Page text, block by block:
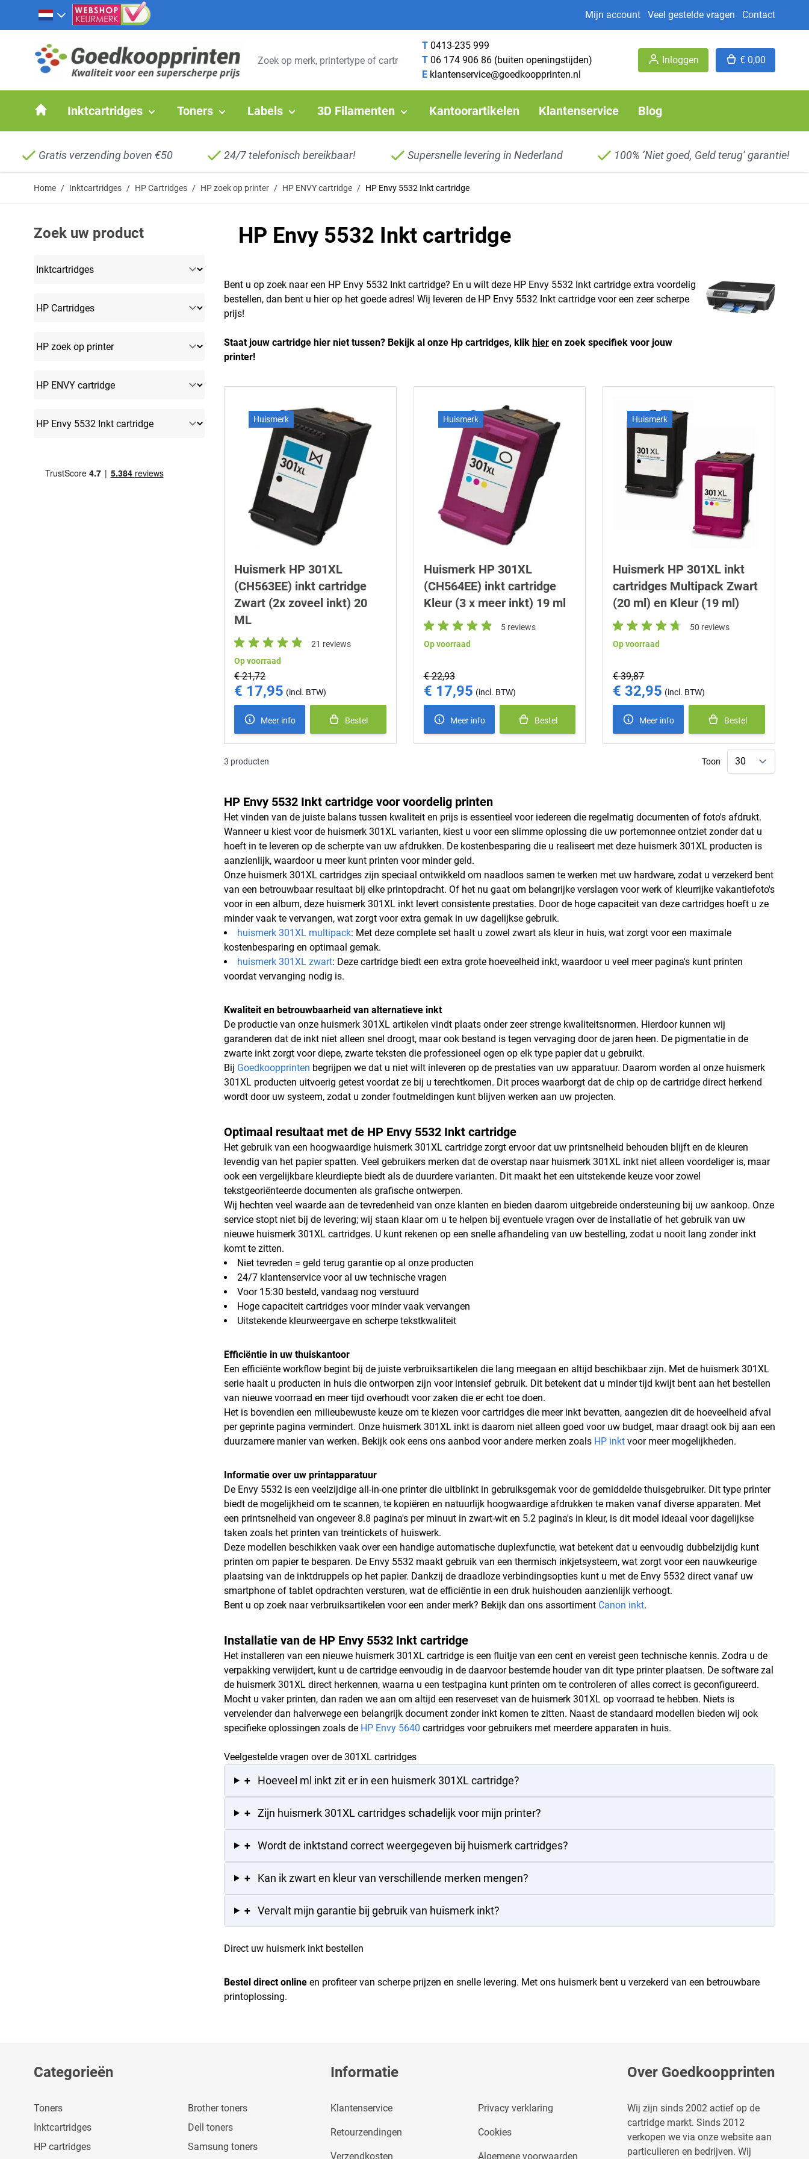
Ga naar de inhoud
Mijn account Veel gestelde vragen Contact
T 0413-235 999
T 06 174 906 86 (buiten openingstijden)
E klantenservice@goedkoopprinten.nl
Inloggen € 0,00
Inktcartridges Toners Labels 3D Filamenten Kantoorartikelen Klantenservice Blog
Gratis verzending boven €50 24/7 telefonisch bereikbaar! Supersnelle levering in Nederland 100% ‘Niet goed, Geld terug’ garantie!
Home / Inktcartridges / HP Cartridges / HP zoek op printer / HP ENVY cartridge / HP Envy 5532 Inkt cartridge
Zoek uw product HP Envy 5532 Inkt cartridge
Bent u op zoek naar een HP Envy 5532 Inkt cartridge? En u wilt deze HP Envy 5532 Inkt cartridge extra voordelig
bestellen, dan bent u hier op het goede adres! Wij leveren de HP Envy 5532 Inkt cartridge voor een zeer scherpe
prijs!
Staat jouw cartridge hier niet tussen? Bekijk al onze Hp cartridges, klik hier en zoek specifiek voor jouw
printer!
Huismerk
Huismerk HP 301XL
(CH563EE) inkt cartridge
Zwart (2x zoveel inkt) 20
ML
21 reviews
Op voorraad
€ 21,72
Special Price
€ 17,95
Meer info Bestel
Huismerk
Huismerk HP 301XL
(CH564EE) inkt cartridge
Kleur (3 x meer inkt) 19 ml
5 reviews
Op voorraad
€ 22,93
Special Price
€ 17,95
Meer info Bestel
Huismerk
Huismerk HP 301XL inkt
cartridges Multipack Zwart
(20 ml) en Kleur (19 ml)
50 reviews
Op voorraad
€ 39,87
Special Price
€ 32,95
Meer info Bestel
3 producten Toon
HP Envy 5532 Inkt cartridge voor voordelig printen
Het vinden van de juiste balans tussen kwaliteit en prijs is essentieel voor iedereen die regelmatig documenten of foto's afdrukt.
Wanneer u kiest voor de huismerk 301XL varianten, kiest u voor een slimme oplossing die uw portemonnee ontziet zonder dat u
hoeft in te leveren op de scherpte van uw afdrukken. De kostenbesparing die u realiseert met deze huismerk 301XL producten is
aanzienlijk, waardoor u meer kunt printen voor minder geld.
Onze huismerk 301XL cartridges zijn speciaal ontwikkeld om naadloos samen te werken met uw hardware, zodat u verzekerd bent
van een betrouwbaar resultaat bij elke printopdracht. Of het nu gaat om belangrijke verslagen voor werk of kleurrijke vakantiefoto's
voor in een album, deze huismerk 301XL inkt levert consistente prestaties. Door de hoge capaciteit van deze cartridges hoeft u ze
minder vaak te vervangen, wat zorgt voor extra gemak in uw dagelijkse gebruik.
huismerk 301XL multipack: Met deze complete set haalt u zowel zwart als kleur in huis, wat zorgt voor een maximale
kostenbesparing en optimaal gemak.
huismerk 301XL zwart: Deze cartridge biedt een extra grote hoeveelheid inkt, waardoor u veel meer pagina's kunt printen
voordat vervanging nodig is.
Kwaliteit en betrouwbaarheid van alternatieve inkt
De productie van onze huismerk 301XL artikelen vindt plaats onder zeer strenge kwaliteitsnormen. Hierdoor kunnen wij
garanderen dat de inkt niet alleen snel droogt, maar ook bestand is tegen vervaging door de jaren heen. De pigmentatie in de
zwarte inkt zorgt voor diepe, zwarte teksten die professioneel ogen op elk type papier dat u gebruikt.
Bij Goedkoopprinten begrijpen we dat u niet wilt inleveren op de prestaties van uw apparatuur. Daarom worden al onze huismerk
301XL producten uitvoerig getest voordat ze bij u terechtkomen. Dit proces waarborgt dat de chip op de cartridge direct herkend
wordt door uw systeem, zodat u zonder foutmeldingen kunt blijven werken aan uw projecten.
Optimaal resultaat met de HP Envy 5532 Inkt cartridge
Het gebruik van een hoogwaardige huismerk 301XL cartridge zorgt ervoor dat uw printsnelheid behouden blijft en de kleuren
levendig van het papier spatten. Veel gebruikers merken dat de overstap naar huismerk 301XL inkt niet alleen voordeliger is, maar
ook een vergelijkbare kleurdiepte biedt als de duurdere varianten. Dit maakt het een uitstekende keuze voor zowel
tekstgeoriënteerde documenten als grafische ontwerpen.
Wij hechten veel waarde aan de tevredenheid van onze klanten en bieden daarom uitgebreide ondersteuning bij uw aankoop. Onze
service stopt niet bij de levering; wij staan klaar om u te helpen bij eventuele vragen over de installatie of het gebruik van uw
nieuwe huismerk 301XL cartridges. U kunt rekenen op een snelle afhandeling van uw bestelling, zodat u nooit lang zonder inkt
komt te zitten.
Niet tevreden = geld terug garantie op al onze producten
24/7 klantenservice voor al uw technische vragen
Voor 15:30 besteld, vandaag nog verstuurd
Hoge capaciteit cartridges voor minder vaak vervangen
Uitstekende kleurweergave en scherpe tekstkwaliteit
Efficiëntie in uw thuiskantoor
Een efficiënte workflow begint bij de juiste verbruiksartikelen die lang meegaan en altijd beschikbaar zijn. Met de huismerk 301XL
serie haalt u producten in huis die ontworpen zijn voor intensief gebruik. Dit betekent dat u minder tijd kwijt bent aan het bestellen
van nieuwe voorraad en meer tijd overhoudt voor zaken die er echt toe doen.
Het is bovendien een milieubewuste keuze om te kiezen voor cartridges die meer inkt bevatten, aangezien dit de hoeveelheid afval
per geprinte pagina vermindert. Onze huismerk 301XL inkt is daarom niet alleen goed voor uw budget, maar draagt ook bij aan een
duurzamere manier van werken. Bekijk ook eens ons aanbod voor andere merken zoals HP inkt voor meer mogelijkheden.
Informatie over uw printapparatuur
De Envy 5532 is een veelzijdige all-in-one printer die uitblinkt in gebruiksgemak voor de gemiddelde thuisgebruiker. Dit type printer
biedt de mogelijkheid om te scannen, te kopiëren en natuurlijk hoogwaardige afdrukken te maken vanaf diverse apparaten. Met
een printsnelheid van ongeveer 8.8 pagina's per minuut in zwart-wit en 5.2 pagina's in kleur, is dit model ideaal voor dagelijkse
taken zoals het printen van treintickets of huiswerk.
Deze modellen beschikken vaak over een handige automatische duplexfunctie, wat betekent dat u eenvoudig dubbelzijdig kunt
printen om papier te besparen. De Envy 5532 maakt gebruik van een thermisch inkjetsysteem, wat zorgt voor een nauwkeurige
plaatsing van de inktdruppels op het papier. Dankzij de draadloze verbindingsopties kunt u met de Envy 5532 direct vanaf uw
smartphone of tablet opdrachten versturen, wat de efficiëntie in een druk huishouden aanzienlijk verhoogt.
Bent u op zoek naar verbruiksartikelen voor een ander merk? Bekijk dan ons assortiment Canon inkt.
Installatie van de HP Envy 5532 Inkt cartridge
Het installeren van een nieuwe huismerk 301XL cartridge is een fluitje van een cent en vereist geen technische kennis. Zodra u de
verpakking verwijdert, kunt u de cartridge eenvoudig in de daarvoor bestemde houder van dit type printer plaatsen. De software zal
de huismerk 301XL direct herkennen, waarna u een testpagina kunt printen om te controleren of alles correct is geconfigureerd.
Mocht u vaker printen, dan raden we aan om altijd een reserveset van de huismerk 301XL op voorraad te hebben. Niets is
vervelender dan halverwege een belangrijk document zonder inkt komen te zitten. Naast de standaard modellen bieden wij ook
specifieke oplossingen zoals de HP Envy 5640 cartridges voor gebruikers met meerdere apparaten in huis.
Veelgestelde vragen over de 301XL cartridges
+ Hoeveel ml inkt zit er in een huismerk 301XL cartridge?
+ Zijn huismerk 301XL cartridges schadelijk voor mijn printer?
+ Wordt de inktstand correct weergegeven bij huismerk cartridges?
+ Kan ik zwart en kleur van verschillende merken mengen?
+ Vervalt mijn garantie bij gebruik van huismerk inkt?
Direct uw huismerk inkt bestellen
Bestel direct online en profiteer van scherpe prijzen en snelle levering. Met ons huismerk bent u verzekerd van een betrouwbare
printoplossing.
Categorieën
Toners
Inktcartridges
HP cartridges
Brother toners
Dell toners
Samsung toners
Informatie
Klantenservice
Retourzendingen
Verzendkosten
Privacy verklaring
Cookies
Algemene voorwaarden
Over Goedkoopprinten
Wij zijn sinds 2002 actief op de
cartridge markt. Sinds 2012
verkopen we via onze website aan
particulieren en bedrijven. Wij